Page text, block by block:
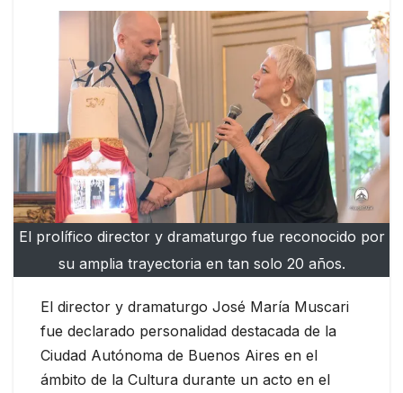
El prolífico director y dramaturgo fue reconocido por
su amplia trayectoria en tan solo 20 años.
El director y dramaturgo José María Muscari
fue declarado personalidad destacada de la
Ciudad Autónoma de Buenos Aires en el
ámbito de la Cultura durante un acto en el